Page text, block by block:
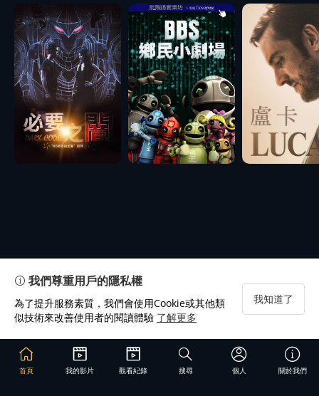
首頁 我的影片 觀看紀錄 搜尋 個人 關於我們
我們尊重用戶的隱私權
為了提升服務素質，我們會使用Cookie或其他類
似技術來改善使用者的閱讀體驗 了解更多
我知道了